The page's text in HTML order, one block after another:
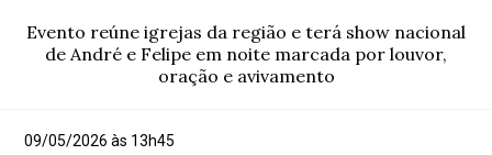
Evento reúne igrejas da região e terá show nacional
de André e Felipe em noite marcada por louvor,
oração e avivamento
09/05/2026 às 13h45